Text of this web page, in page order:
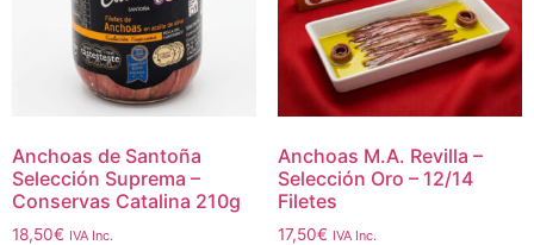
Anchoas de Santoña
Selección Suprema –
Conservas Catalina 210g
18,50€ IVA Inc.
Anchoas M.A. Revilla –
Selección Oro – 12/14
Filetes
17,50€ IVA Inc.